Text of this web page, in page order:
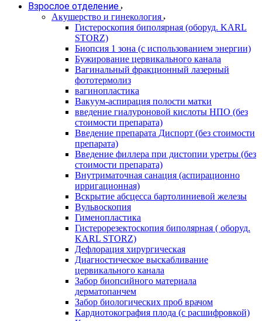
Взрослое отделение
Акушерство и гинекология
Гистероскопия биполярная (оборуд. KARL
STORZ)
Биопсия 1 зона (с использованием энергии)
Бужирование цервикального канала
Вагинальный фракционный лазерный
фототермолиз
вагинопластика
Вакуум-аспирация полости матки
введение гиалуроновой кислоты НПО (без
стоимости препарата)
Введение препарата Диспорт (без стоимости
препарата)
Введение филлера при дистопии уретры (без
стоимости препарата)
Внутриматочная санация (аспирационно
ирригационная)
Вскрытие абсцесса бартолиниевой железы
Вульвоскопия
Гименопластика
Гистерорезектоскопия биполярная ( оборуд.
KARL STORZ)
Дефлорация хирургическая
Диагностическое выскабливание
цервикального канала
Забор биопсийного материала
дерматопанчем
Забор биологических проб врачом
Кардиотокография плода (с расшифровкой)